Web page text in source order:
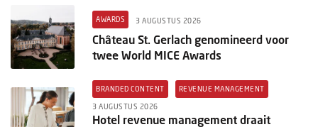
AWARDS 3 AUGUSTUS 2026
Château St. Gerlach genomineerd voor
twee World MICE Awards
BRANDED CONTENT REVENUE MANAGEMENT
3 AUGUSTUS 2026
Hotel revenue management draait